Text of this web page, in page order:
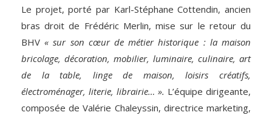
Le projet, porté par Karl-Stéphane Cottendin, ancien
bras droit de Frédéric Merlin, mise sur le retour du
BHV« sur son cœur de métier historique : la maison
bricolage, décoration, mobilier, luminaire, culinaire, art
de la table, linge de maison, loisirs créatifs,
électroménager, literie, librairie… ». L’équipe dirigeante,
composée de Valérie Chaleyssin, directrice marketing,